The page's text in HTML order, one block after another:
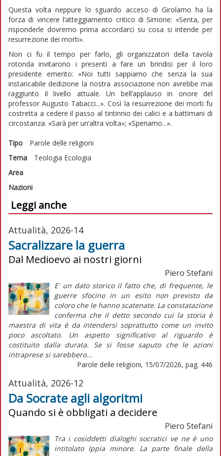
Questa volta neppure lo sguardo acceso di Girolamo ha la
forza di vincere l’atteggiamento critico di Simone: «Senta, per
risponderle dovremo prima accordarci su cosa si intende per
resurrezione dei morti».
Non ci fu il tempo per farlo, gli organizzatori della tavola
rotonda invitarono i presenti a fare un brindisi per il loro
presidente emerito: «Noi tutti sappiamo che senza la sua
instancabile dedizione la nostra associazione non avrebbe mai
raggiunto il livello attuale. Un bell’applauso in onore del
professor Augusto Tabacci...». Così la resurrezione dei morti fu
costretta a cedere il passo al tintinnio dei calici e a battimani di
circostanza. «Sarà per un’altra volta»; «Speriamo...».
Tipo
Parole delle religioni
Tema
Teologia Ecologia
Area
Nazioni
Leggi anche
Attualità, 2026-14
Sacralizzare la guerra
Dal Medioevo ai nostri giorni
Piero Stefani
E' un dato storico il fatto che, di frequente, le
guerre sfocino in un esito non previsto da
coloro che le hanno scatenate. La constatazione
conferma che il detto secondo cui la storia è
maestra di vita è da intendersi soprattutto come un invito
poco ascoltato. Un aspetto significativo al riguardo è
costituito dalla durata. Se si fosse saputo che le azioni
intraprese si sarebbero...
Parole delle religioni, 15/07/2026, pag. 446
Attualità, 2026-12
Da Socrate agli algoritmi
Quando si è obbligati a decidere
Piero Stefani
Tra i cosiddetti dialoghi socratici ve ne è uno
intitolato Ippia minore. La parte finale della